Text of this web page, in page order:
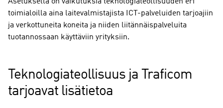
Asetuksella on vaikutuksia teknologiateollisuuden eri
toimialoilla aina laitevalmistajista ICT-palveluiden tarjoajiin
ja verkottuneita koneita ja niiden liitännäispalveluita
tuotannossaan käyttäviin yrityksiin.
Teknologiateollisuus ja Traficom
tarjoavat lisätietoa